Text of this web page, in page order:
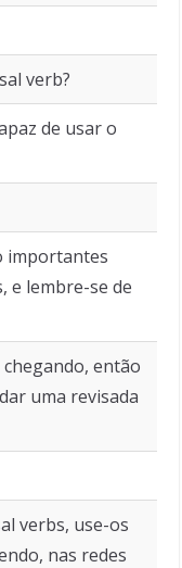
verb?
de usar o
importantes
e lembre-se de
então
uma revisada
verbs, use-os
nas redes